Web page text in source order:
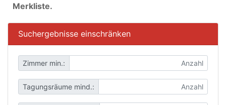
Merkliste.
Suchergebnisse einschränken
Zimmer min.:
Tagungsräume mind.: